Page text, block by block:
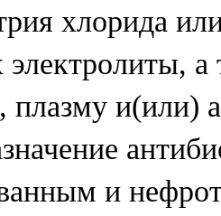
хлорида
плазму и(или)
и